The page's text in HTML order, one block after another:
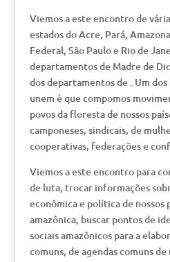
Viemos a este encontro de
estados do Acre, Pará,
Federal, São Paulo e Rio de
departamentos de Madre de
dos departamentos de . Um
unem é que compomos
povos da floresta de nossos
camponeses, sindicais, de
cooperativas, federações e
Viemos a este encontro para
de luta, trocar informações
econômica e política de nossos
amazônica, buscar pontos de
sociais amazônicos para a
comuns, de agendas comuns